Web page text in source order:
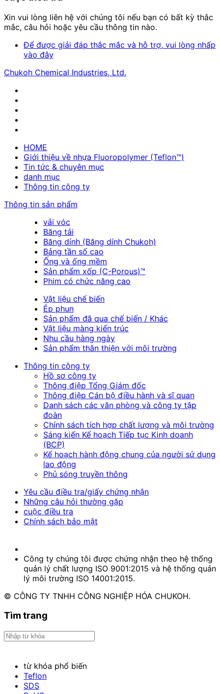
Xin vui lòng liên hệ với chúng tôi nếu bạn có bất kỳ thắc
mắc, câu hỏi hoặc yêu cầu thông tin nào.
Để được giải đáp thắc mắc và hỗ trợ, vui lòng nhấp
vào đây
Chukoh Chemical Industries, Ltd.
HOME
Giới thiệu về nhựa Fluoropolymer (Teflon™)
Tin tức & chuyên mục
danh mục
Thông tin công ty
Thông tin sản phẩm
vải vóc
Băng tải
Băng dính (Băng dính Chukoh)
Bảng tần số cao
Ống và ống mềm
Sản phẩm xốp (C-Porous)™
Phim có chức năng cao
Vật liệu chế biến
Ép phun
Sản phẩm đã qua chế biến / Khác
Vật liệu màng kiến trúc
Nhu cầu hàng ngày
Sản phẩm thân thiện với môi trường
Thông tin công ty
Hồ sơ công ty
Thông điệp Tổng Giám đốc
Thông điệp Cán bộ điều hành và sĩ quan
Danh sách các văn phòng và công ty tập
đoàn
Chính sách tích hợp chất lượng và môi trường
Sáng kiến Kế hoạch Tiếp tục Kinh doanh
(BCP)
Kế hoạch hành động chung của người sử dụng
lao động
Phủ sóng truyền thông
Yêu cầu điều tra/giấy chứng nhận
Những câu hỏi thường gặp
cuộc điều tra
Chính sách bảo mật
Công ty chúng tôi được chứng nhận theo hệ thống
quản lý chất lượng ISO 9001:2015 và hệ thống quản
lý môi trường ISO 14001:2015.
© CÔNG TY TNHH CÔNG NGHIỆP HÓA CHUKOH.
Tìm trang
từ khóa phổ biến
Teflon
SDS